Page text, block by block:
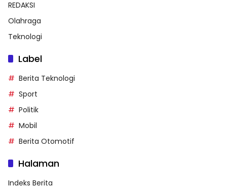
REDAKSI
Olahraga
Teknologi
Label
Berita Teknologi
Sport
Politik
Mobil
Berita Otomotif
Halaman
Indeks Berita